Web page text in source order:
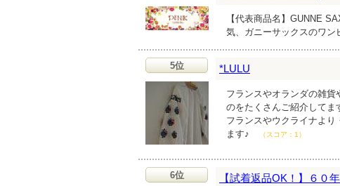
【代表商品名】GUNNE
気、ガニーサックスのワン
5位 *LULU
フランスやオランダの雑貨
のをたくさんご紹介してま
フランスやウクライナよ
ます♪
（スコア：1）
6位
【試着返品OK！】６０